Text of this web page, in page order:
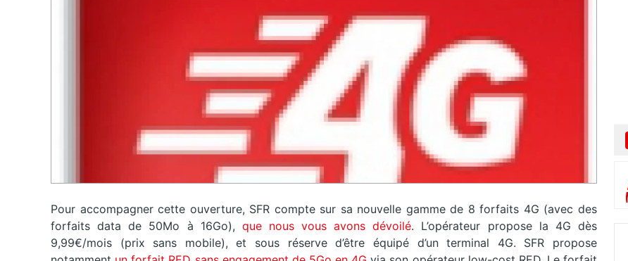
Pour accompagner cette ouverture, SFR compte sur sa nouvelle gamme de 8 forfaits 4G (avec des
forfaits data de 50Mo à 16Go), que nous vous avons dévoilé. L’opérateur propose la 4G dès
9,99€/mois (prix sans mobile), et sous réserve d’être équipé d’un terminal 4G. SFR propose